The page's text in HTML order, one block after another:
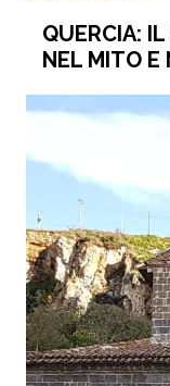
QUERCIA:
NEL MITO E